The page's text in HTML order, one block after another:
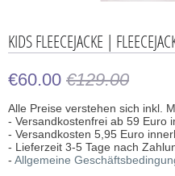
KIDS FLEECEJACKE |
€60.00 €129.00
Alle Preise verstehen sich inkl.
- Versandkostenfrei ab 59 Euro
- Versandkosten 5,95 Euro
- Lieferzeit 3-5 Tage nach
- Allgemeine